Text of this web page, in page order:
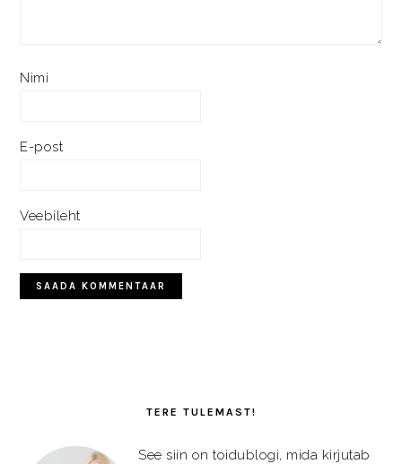
Nimi
E-post
Veebileht
TERE TULEMAST!
See siin on toidublogi, mida kirjutab